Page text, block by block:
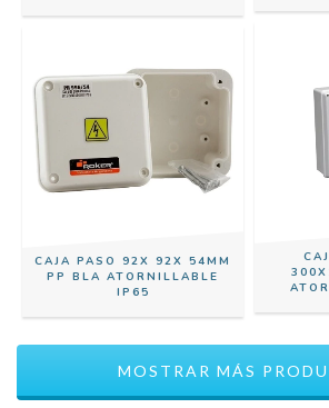
CAJA PASO 92X 92X 54MM
PP BLA ATORNILLABLE
IP65
MOSTRAR MÁS